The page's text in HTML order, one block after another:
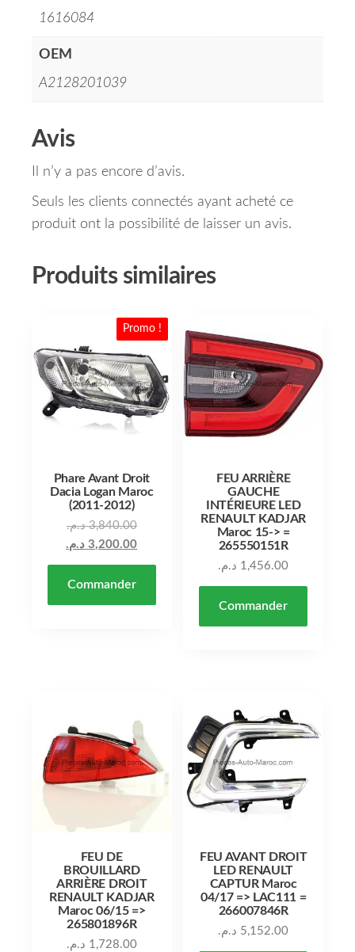
1616084
OEM
A2128201039
Avis
Il n’y a pas encore d’avis.
Seuls les clients connectés ayant acheté ce
produit ont la possibilité de laisser un avis.
Produits similaires
Promo !
Phare Avant Droit
Dacia Logan Maroc
(2011-2012)
3,840.00 د.م.
Le prix initial était : 3,840.00 د.م..
3,200.00 د.م.
Commander
FEU ARRIÈRE
GAUCHE
INTÉRIEURE LED
RENAULT KADJAR
Maroc 15-> =
265550151R
1,456.00 د.م.
Commander
FEU DE
BROUILLARD
ARRIÈRE DROIT
RENAULT KADJAR
Maroc 06/15 =>
265801896R
1,728.00 د.م.
FEU AVANT DROIT
LED RENAULT
CAPTUR Maroc
04/17 => LAC111 =
266007846R
5,152.00 د.م.